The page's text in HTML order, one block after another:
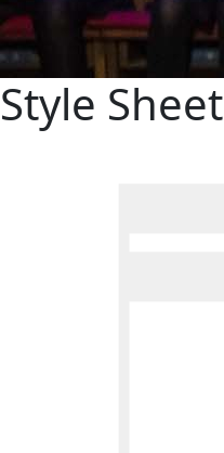
Style Sheet